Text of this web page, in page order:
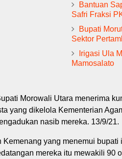
Bantuan
Safri Fraksi
Bupati
Sektor
Irigasi Ula
Mamosalato
Morowali Utara menerima
yang dikelola Kementerian
nasib mereka. 13/9/21.
Kemenang yang menemui
mereka itu mewakili 90